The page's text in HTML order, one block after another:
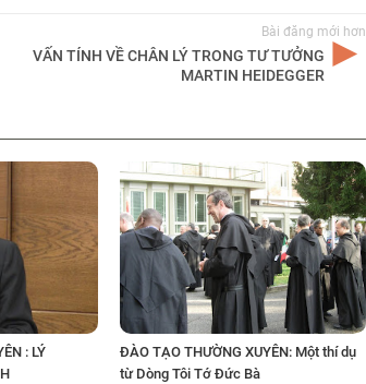
Bài đăng mới hơn
VẤN TÍNH VỀ CHÂN LÝ TRONG TƯ TƯỞNG
MARTIN HEIDEGGER
: LÝ
ĐÀO TẠO THƯỜNG XUYÊN: Một thí dụ
từ Dòng Tôi Tớ Đức Bà